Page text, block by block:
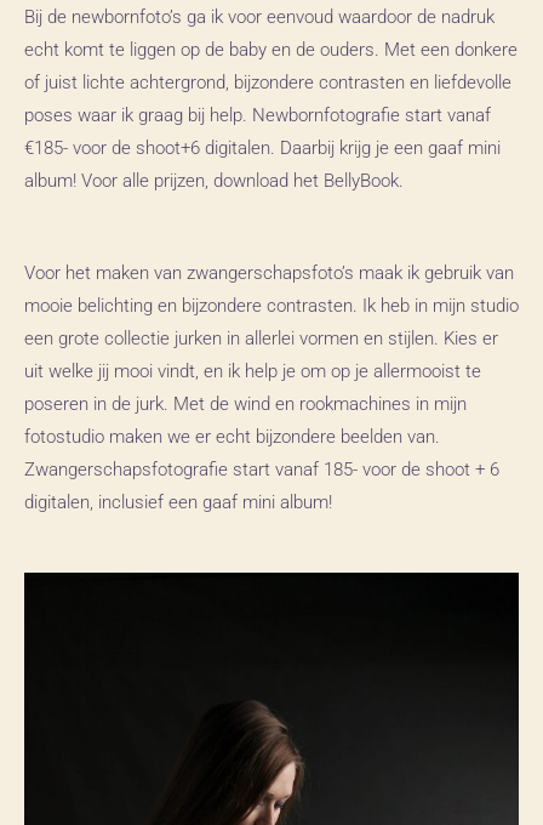
Bij de newbornfoto’s ga ik voor eenvoud waardoor de nadruk
echt komt te liggen op de baby en de ouders. Met een donkere
of juist lichte achtergrond, bijzondere contrasten en liefdevolle
poses waar ik graag bij help. Newbornfotografie start vanaf
€185- voor de shoot+6 digitalen. Daarbij krijg je een gaaf mini
album! Voor alle prijzen, download het BellyBook.
Voor het maken van zwangerschapsfoto’s maak ik gebruik van
mooie belichting en bijzondere contrasten. Ik heb in mijn studio
een grote collectie jurken in allerlei vormen en stijlen. Kies er
uit welke jij mooi vindt, en ik help je om op je allermooist te
poseren in de jurk. Met de wind en rookmachines in mijn
fotostudio maken we er echt bijzondere beelden van.
Zwangerschapsfotografie start vanaf 185- voor de shoot + 6
digitalen, inclusief een gaaf mini album!